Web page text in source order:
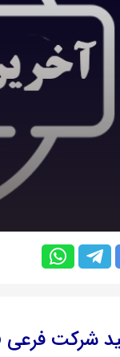
شرکت فرعی